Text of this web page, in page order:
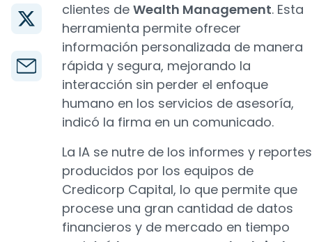
clientes de Wealth Management. Esta
herramienta permite ofrecer
información personalizada de manera
rápida y segura, mejorando la
interacción sin perder el enfoque
humano en los servicios de asesoría,
indicó la firma en un comunicado.
La IA se nutre de los informes y reportes
producidos por los equipos de
Credicorp Capital, lo que permite que
procese una gran cantidad de datos
financieros y de mercado en tiempo